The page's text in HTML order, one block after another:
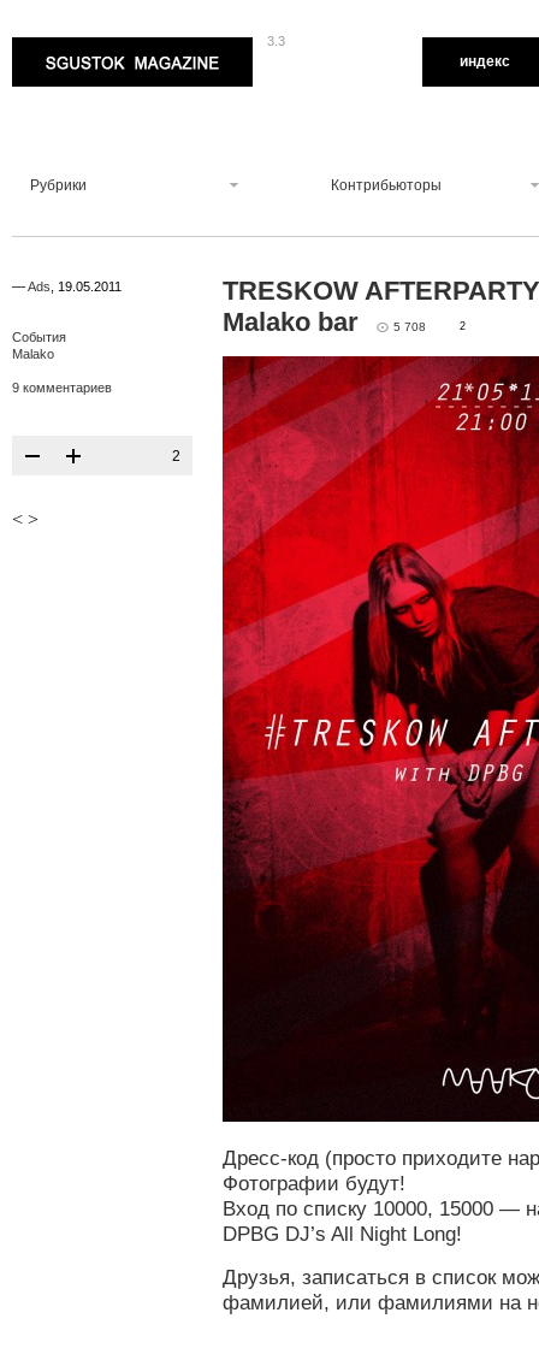
3.3
индекс
Рубрики Контрибьюторы
—Ads 19.05.2011
События
Malako
9 комментариев
2
< >
TRESKOW
Malako bar
5 708 2
Дресс-код (просто приходите
Фотографии будут!
Вход по списку 10000, 15000 —
DPBG DJ’s All Night Long!
Друзья, записаться в список
фамилией, или фамилиями на